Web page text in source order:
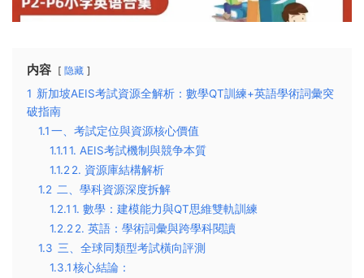
内容 隐藏
1 新加坡AEIS考試資源全解析：數學QT訓練+英語學術詞彙突
破指南
1.1​一、考試定位與資源核心價值​
1.1.1​1. AEIS考試機制與競争本質​
1.1.2 ​2. 資源庫結構解析​
1.2 二、學科資源深度拆解​
1.2.1​1. 數學：建模能力與QT思維雙軌訓練​
1.2.2 ​2. 英語：學術詞彙與跨學科閱讀​
1.3 三、全球同類型考試橫向評測​
1.3.1​核心結論​：